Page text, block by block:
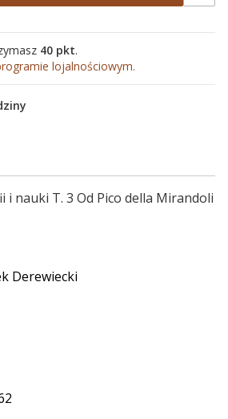
40 pkt.
lojalnościowym.
i nauki T. 3 Od Pico della Mirandoli
Derewiecki